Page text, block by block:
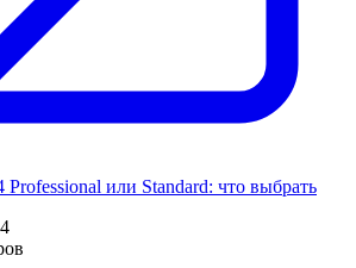
или Standard: что выбрать